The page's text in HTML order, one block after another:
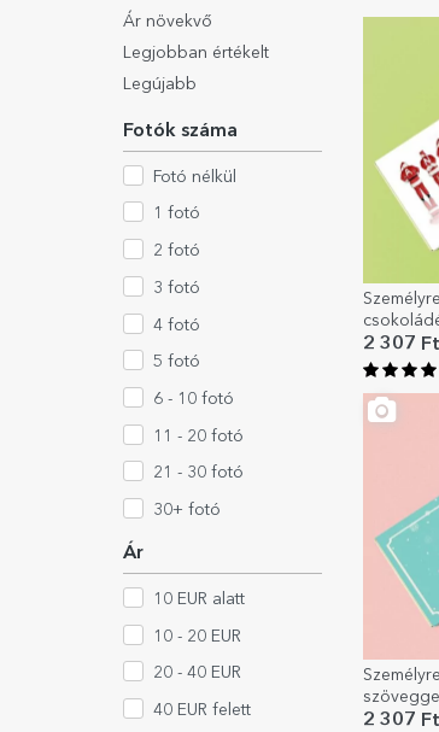
Ár növekvő
Legjobban értékelt
Legújabb
Fotók száma
Fotó nélkül
1 fotó
2 fotó
3 fotó
4 fotó
5 fotó
6 - 10 fotó
11 - 20 fotó
21 - 30 fotó
30+ fotó
Ár
10 EUR alatt
10 - 20 EUR
20 - 40 EUR
40 EUR felett
2 307 Ft
2 307 Ft